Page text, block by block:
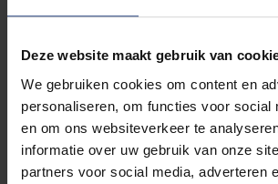
Deze website maakt gebruik van
We gebruiken cookies om content en
personaliseren, om functies voor social
en om ons websiteverkeer te
informatie over uw gebruik van onze
partners voor social media, adverteren